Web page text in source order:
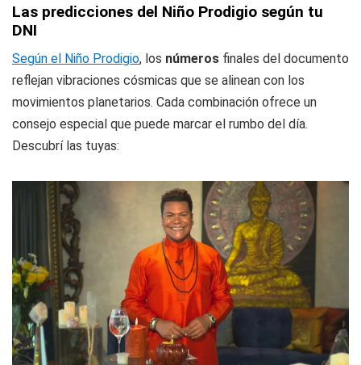
Las predicciones del Niño Prodigio según tu
DNI
Según el Niño Prodigio, los números finales del documento
reflejan vibraciones cósmicas que se alinean con los
movimientos planetarios. Cada combinación ofrece un
consejo especial que puede marcar el rumbo del día.
Descubrí las tuyas: